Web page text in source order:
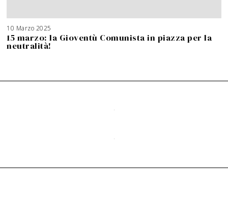
10 Marzo 2025
15 marzo: la Gioventù Comunista in piazza per la
neutralità!